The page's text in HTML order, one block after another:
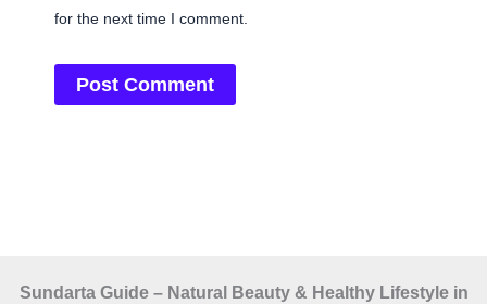
for the next time I comment.
Sundarta Guide – Natural Beauty & Healthy Lifestyle in